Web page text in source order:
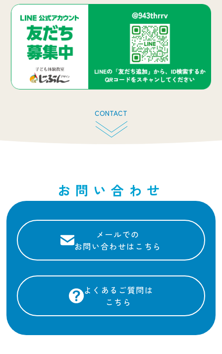
アーカイブ
2026年3月3日
《開催しました》クリエイターと3Dゲームを作ろう
アーカイブ
2026年2月17日
で楽しむ！埼玉いちご「あまりん」でオリジナルパン
2025年12月26日
年末年始休業のお知らせ
お知らせ
2025年12月24日
【限定販売開始】みんなで考案したあまりんバーガ
ー
CONTACT
お問い合わせ
メールでの
お問い合わせはこちら
よくあるご質問は
こちら